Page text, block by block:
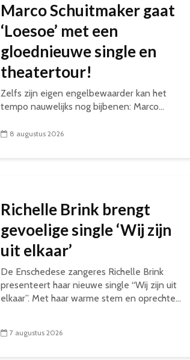
Marco Schuitmaker gaat
‘Loesoe’ met een
gloednieuwe single en
theatertour!
Zelfs zijn eigen engelbewaarder kan het
tempo nauwelijks nog bijbenen: Marco...
8 augustus 2026
Richelle Brink brengt
gevoelige single ‘Wij zijn
uit elkaar’
De Enschedese zangeres Richelle Brink
presenteert haar nieuwe single “Wij zijn uit
elkaar”. Met haar warme stem en oprechte...
7 augustus 2026